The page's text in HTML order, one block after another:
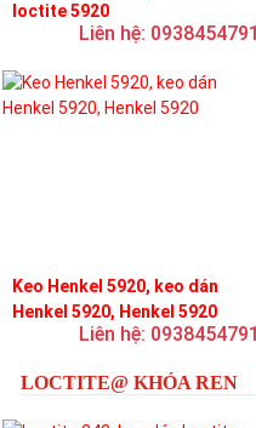
loctite 5920
Liên hệ: 0938454791
Keo Henkel 5920, keo dán
Henkel 5920, Henkel 5920
Liên hệ: 0938454791
LOCTITE@ KHÓA REN